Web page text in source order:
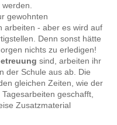
gewohnten
arbeiten - aber es wird auf
Denn sonst hätte
nichts zu erledigen!
sind, arbeiten ihr
der Schule aus ab. Die
gleichen Zeiten, wie der
geschafft,
Zusatzmaterial